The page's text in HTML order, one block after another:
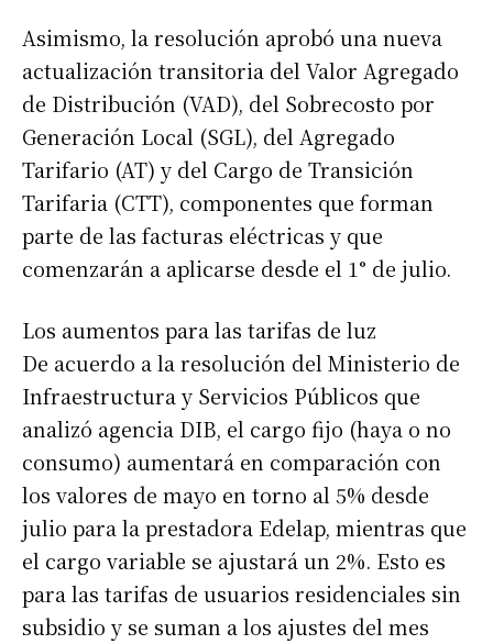
Asimismo, la resolución aprobó una nueva
actualización transitoria del Valor Agregado
de Distribución (VAD), del Sobrecosto por
Generación Local (SGL), del Agregado
Tarifario (AT) y del Cargo de Transición
Tarifaria (CTT), componentes que forman
parte de las facturas eléctricas y que
comenzarán a aplicarse desde el 1° de julio.
Los aumentos para las tarifas de luz
De acuerdo a la resolución del Ministerio de
Infraestructura y Servicios Públicos que
analizó agencia DIB, el cargo fijo (haya o no
consumo) aumentará en comparación con
los valores de mayo en torno al 5% desde
julio para la prestadora Edelap, mientras que
el cargo variable se ajustará un 2%. Esto es
para las tarifas de usuarios residenciales sin
subsidio y se suman a los ajustes del mes